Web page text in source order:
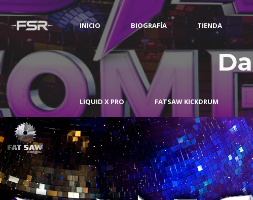
INICIO BIOGRAFÍA TIENDA
LIQUID X PRO FATSAW KICKDRUM